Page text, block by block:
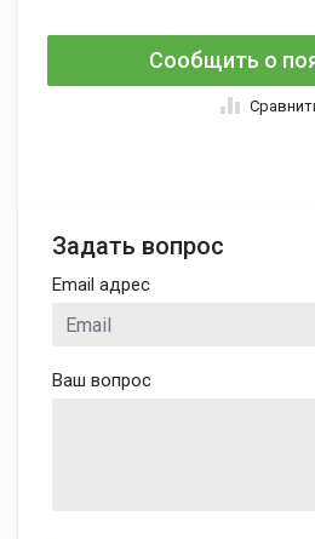
Сообщить о
Задать вопрос
Email адрес
Ваш вопрос